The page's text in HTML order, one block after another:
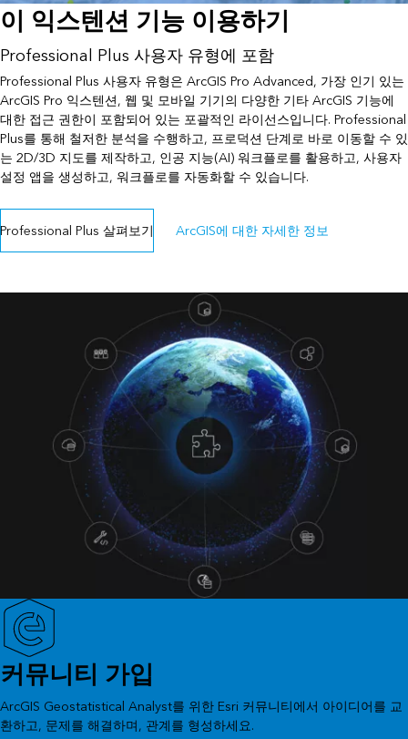
이 익스텐션 기능 이용하기
Professional Plus 사용자 유형에 포함
Professional Plus 사용자 유형은 ArcGIS Pro Advanced, 가장 인기 있는
ArcGIS Pro 익스텐션, 웹 및 모바일 기기의 다양한 기타 ArcGIS 기능에
대한 접근 권한이 포함되어 있는 포괄적인 라이선스입니다. Professional
Plus를 통해 철저한 분석을 수행하고, 프로덕션 단계로 바로 이동할 수 있
는 2D/3D 지도를 제작하고, 인공 지능(AI) 워크플로를 활용하고, 사용자
설정 앱을 생성하고, 워크플로를 자동화할 수 있습니다.
Professional Plus 살펴보기 ArcGIS에 대한 자세한 정보
커뮤니티 가입
ArcGIS Geostatistical Analyst를 위한 Esri 커뮤니티에서 아이디어를 교
환하고, 문제를 해결하며, 관계를 형성하세요.